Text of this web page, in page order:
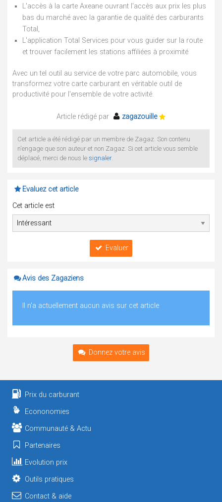
L'accès à la carte Axeane ouvrant l'accès aux prix les plus
bas du marché avec la garantie de qualité des carburants
Total,
L'application Total Services pour vous guider sur la route
et trouver facilement les stations affiliées à proximité
Avec un tel outil au service de votre parc automobile, vous
transformez votre carte carburant en véritable outil de
productivité pour l'ensemble de votre activité.
Article rédigé par zagazouille
Cet article a été rédigé par un membre de Zagaz. Son contenu
n'engage que son auteur et non Zagaz. Si cet article vous semble
déplacé, merci de nous le signaler.
Evaluez cet article
Cet article est
Evaluer
Avis des Zagaziens
Il n'a actuellement aucun avis sur cet article
Donnez votre avis
Prix du carburant
Econonomies
Communauté & Actu
Partenaires
Evolution prix
Outils pratiques
Contact & aide